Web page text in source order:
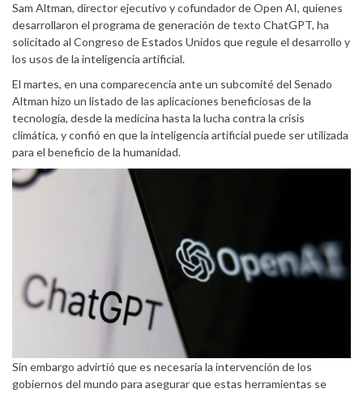
Sam Altman, director ejecutivo y cofundador de Open AI, quienes
desarrollaron el programa de generación de texto ChatGPT, ha
solicitado al Congreso de Estados Unidos que regule el desarrollo y
los usos de la inteligencia artificial.
El martes, en una comparecencia ante un subcomité del Senado
Altman hizo un listado de las aplicaciones beneficiosas de la
tecnología, desde la medicina hasta la lucha contra la crisis
climática, y confió en que la inteligencia artificial puede ser utilizada
para el beneficio de la humanidad.
Sin embargo advirtió que es necesaria la intervención de los
gobiernos del mundo para asegurar que estas herramientas se